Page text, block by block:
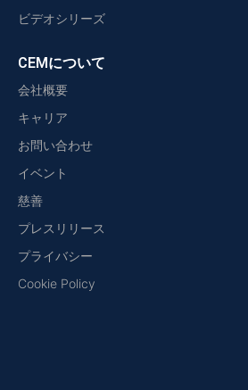
ビデオシリーズ
CEMについて
会社概要
キャリア
お問い合わせ
イベント
慈善
プレスリリース
プライバシー
Cookie Policy